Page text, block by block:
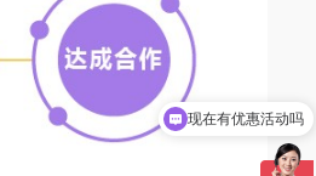
现在有优惠活动吗